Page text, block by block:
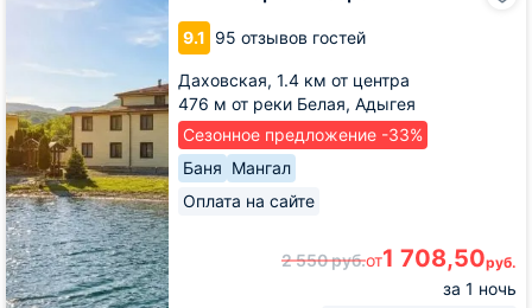
9.1 95 отзывов гостей
Даховская, 1.4 км от центра
476 м от реки Белая, Адыгея
Сезонное предложение -33%
Баня Мангал
Оплата на сайте
2 550руб.от1 708,50руб.
за 1 ночь